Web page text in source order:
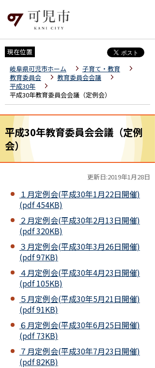
現在位置
岐阜県可児市ホーム
子育て・教育
教育委員会
教育委員会会議
平成30年
平成30年教育委員会会議（定例会）
平成30年教育委員会会議（定例
会）
更新日:2019年1月28日
１月定例会(平成30年1月22日開催)
(pdf 454KB)
２月定例会(平成30年2月13日開催)
(pdf 320KB)
３月定例会(平成30年3月26日開催)
(pdf 97KB)
４月定例会(平成30年4月23日開催)
(pdf 105KB)
５月定例会(平成30年5月21日開催)
(pdf 91KB)
６月定例会(平成30年6月25日開催)
(pdf 73KB)
７月定例会(平成30年7月23日開催)
(pdf 82KB)